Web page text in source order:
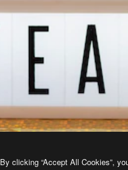
By clicking “Accept All Cookies”,